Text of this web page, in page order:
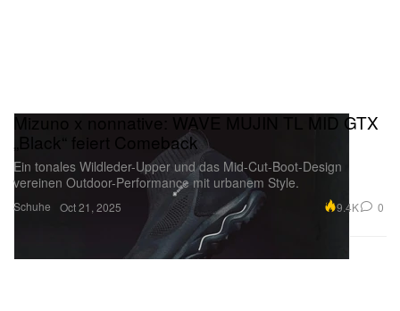
Schuhe
Mizuno x nonnative: WAVE MUJIN TL MID GTX
„Black“ feiert Comeback
Ein tonales Wildleder-Upper und das Mid-Cut-Boot-Design
vereinen Outdoor-Performance mit urbanem Style.
Oct 21, 2025 9.4K 0